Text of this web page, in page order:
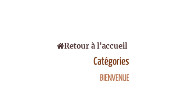
Retour à l'accueil
Catégories
BIENVENUE